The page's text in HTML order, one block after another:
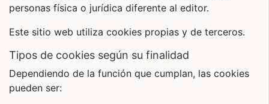
personas física o jurídica diferente al editor.
Este sitio web utiliza cookies propias y de terceros.
tipos de cookies según su finalidad
Dependiendo de la función que cumplan, las cookies
pueden ser: